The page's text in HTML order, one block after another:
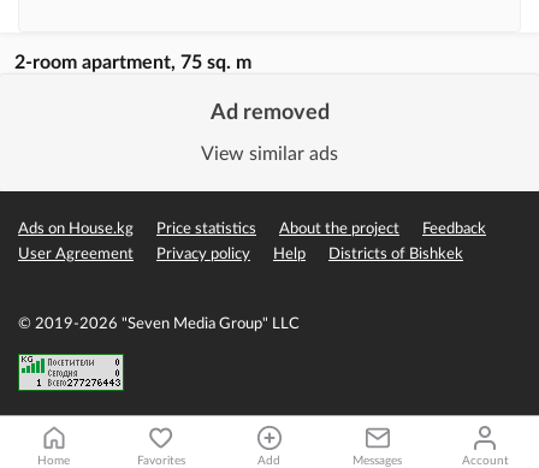
2-room apartment, 75 sq. m
Ad removed
View similar ads
Ads on House.kg Price statistics About the project
Feedback
User Agreement
Privacy policy Help Districts of Bishkek
© 2019-2026 "Seven Media Group" LLC
Home Favorites Add Messages Account